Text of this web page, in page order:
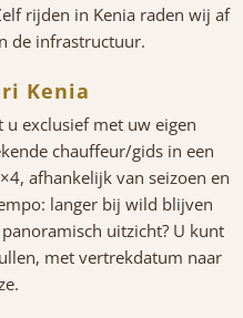
rijden in Kenia raden wij af
de infrastructuur.
Kenia
exclusief met uw eigen
chauffeur/gids in een
afhankelijk van seizoen en
langer bij wild blijven
uitzicht? U kunt
met vertrekdatum naar